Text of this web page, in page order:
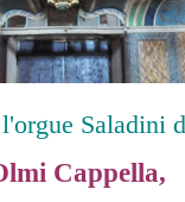
Saladini
Cappella,